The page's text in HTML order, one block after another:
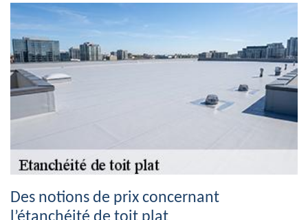
Des notions de prix concernant